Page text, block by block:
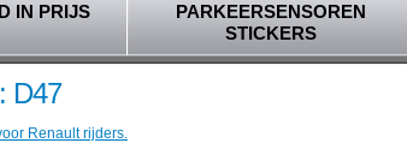
IN PRIJS
PARKEERSENSOREN
STICKERS
D47
Renault rijders.